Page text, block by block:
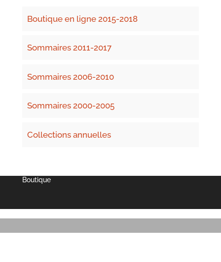
Boutique en ligne 2015-2018
Sommaires 2011-2017
Sommaires 2006-2010
Sommaires 2000-2005
Collections annuelles
Boutique